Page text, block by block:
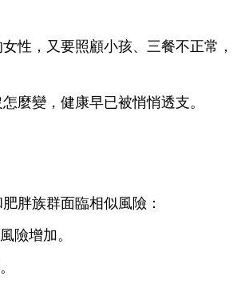
性，又要照顧小孩、三餐不正常，
麼變，健康早已被悄悄透支。
胖族群面臨相似風險：
險增加。